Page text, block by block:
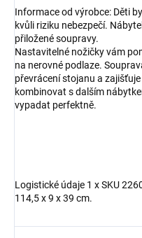
Informace od výrobce: Děti
kvůli riziku nebezpečí.
přiložené soupravy.
Nastavitelné nožičky vám
na nerovné podlaze.
převrácení stojanu a
kombinovat s dalším
vypadat perfektně.
Logistické údaje 1 x SKU
114,5 x 9 x 39 cm.